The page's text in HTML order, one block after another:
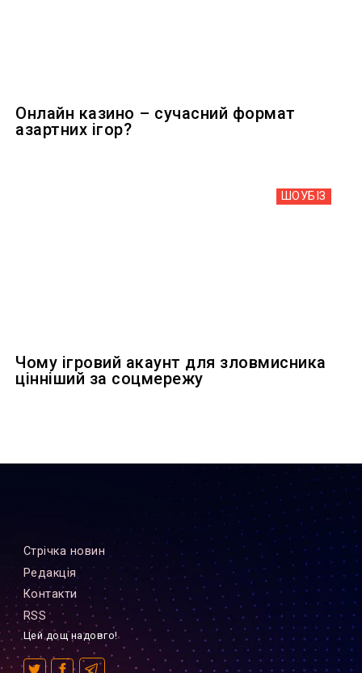
Онлайн казино – сучасний формат
азартних ігор?
ШОУБIЗ
Чому ігровий акаунт для зловмисника
цінніший за соцмережу
Стрiчка новин
Редакцiя
Контакти
RSS
Цей дощ надовго!